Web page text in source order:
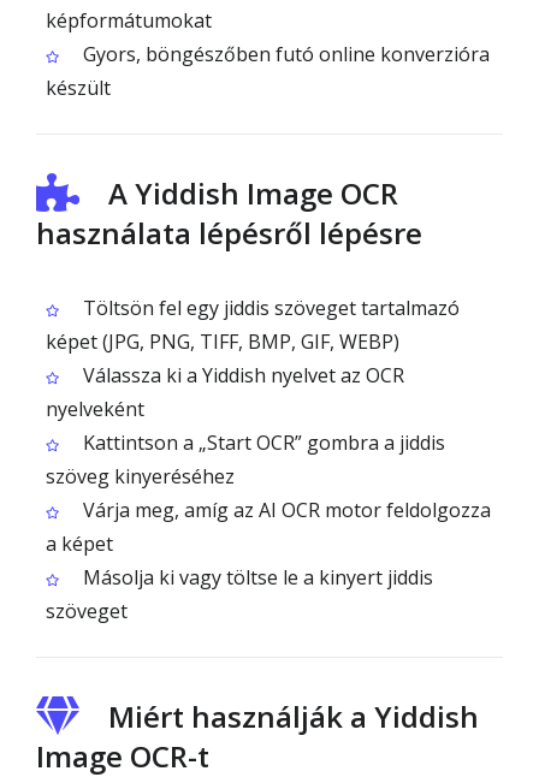
képformátumokat
Gyors, böngészőben futó online konverzióra
készült
A Yiddish Image OCR
használata lépésről lépésre
Töltsön fel egy jiddis szöveget tartalmazó
képet (JPG, PNG, TIFF, BMP, GIF, WEBP)
Válassza ki a Yiddish nyelvet az OCR
nyelveként
Kattintson a „Start OCR” gombra a jiddis
szöveg kinyeréséhez
Várja meg, amíg az AI OCR motor feldolgozza
a képet
Másolja ki vagy töltse le a kinyert jiddis
szöveget
Miért használják a Yiddish
Image OCR-t